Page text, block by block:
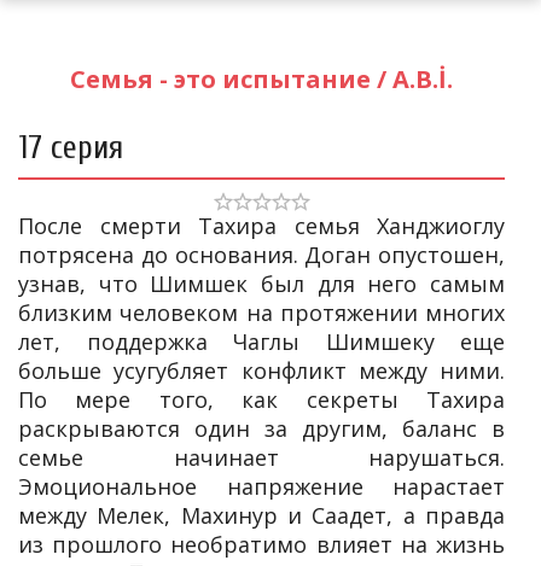
Семья - это испытание / A.B.İ.
17 серия
После смерти Тахира семья Ханджиоглу
потрясена до основания. Доган опустошен,
узнав, что Шимшек был для него самым
близким человеком на протяжении многих
лет, поддержка Чаглы Шимшеку еще
больше усугубляет конфликт между ними.
По мере того, как секреты Тахира
раскрываются один за другим, баланс в
семье начинает нарушаться.
Эмоциональное напряжение нарастает
между Мелек, Махинур и Саадет, а правда
из прошлого необратимо влияет на жизнь